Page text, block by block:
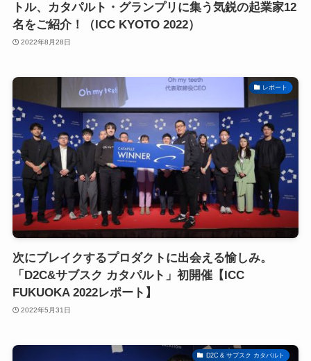
トル、カタパルト・グランプリに集う気鋭の起業家12
名をご紹介！（ICC KYOTO 2022）
2022年8月28日
レポート
次にブレイクするプロダクトに出会える愉しみ。
「D2C&サブスク カタパルト」初開催【ICC
FUKUOKA 2022レポート】
2022年5月31日
D2C & サブスク カタパルト